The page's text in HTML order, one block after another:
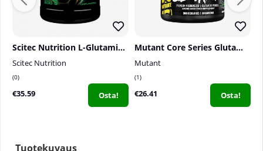
Scitec Nutrition L-Glutamine, 600 g
Scitec Nutrition
0
€35.59 Osta!
Mutant Core Series Glutamine, 300 g
Mutant
1
€26.41 Osta!
Tuotekuvaus